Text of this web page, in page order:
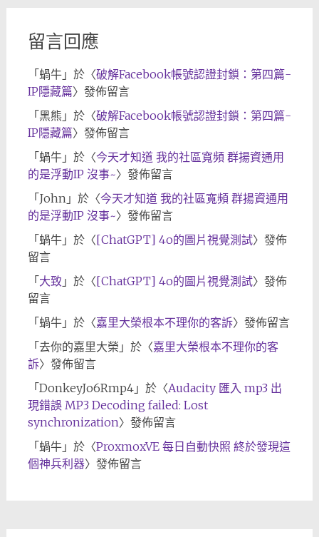
留言回應
「 蝸牛」於〈破解Facebook帳號認證封鎖：第四篇-
IP隱藏篇〉發佈留言
「 黑熊 」於〈破解Facebook帳號認證封鎖：第四篇-
IP隱藏篇〉發佈留言
「 蝸牛」於〈今天才知道 我的社區寬頻 群揚資通用
的是浮動IP 沒事~〉發佈留言
「 John」於〈今天才知道 我的社區寬頻 群揚資通用
的是浮動IP 沒事~〉發佈留言
「 蝸牛」於〈[ChatGPT] 4o的圖片視覺測試〉發佈
留言
「 大致 」於〈[ChatGPT] 4o的圖片視覺測試〉發佈
留言
「 蝸牛」於〈嘉里大榮根本不理你的客訴〉發佈留言
「 去你的嘉里大榮 」於〈嘉里大榮根本不理你的客
訴〉發佈留言
「 DonkeyJo6Rmp4」於〈Audacity 匯入 mp3 出
現錯誤 MP3 Decoding failed: Lost
synchronization〉發佈留言
「 蝸牛」於〈ProxmoxVE 每日自動快照 終於發現這
個神兵利器〉發佈留言